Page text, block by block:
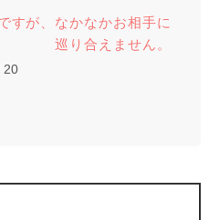
すが、なかなかお相手に
巡り合えません。
20